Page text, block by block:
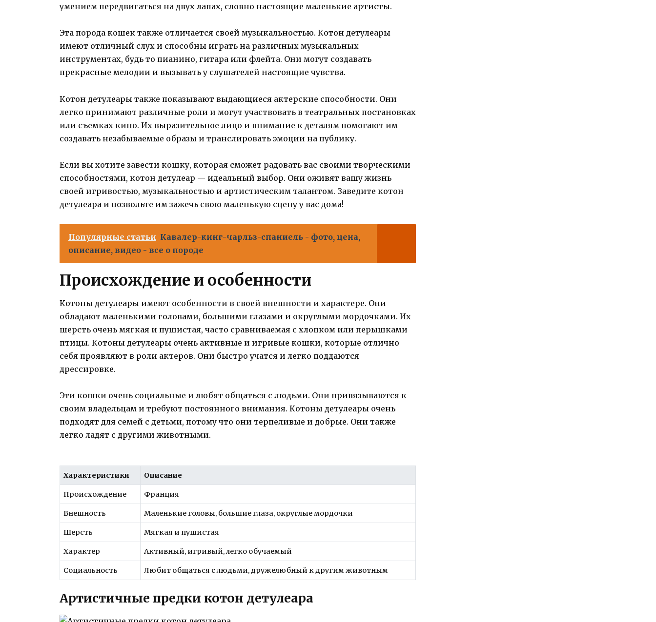
умением передвигаться на двух лапах, словно настоящие маленькие артисты.
Эта порода кошек также отличается своей музыкальностью. Котон детулеары
имеют отличный слух и способны играть на различных музыкальных
инструментах, будь то пианино, гитара или флейта. Они могут создавать
прекрасные мелодии и вызывать у слушателей настоящие чувства.
Котон детулеары также показывают выдающиеся актерские способности. Они
легко принимают различные роли и могут участвовать в театральных постановках
или съемках кино. Их выразительное лицо и внимание к деталям помогают им
создавать незабываемые образы и транслировать эмоции на публику.
Если вы хотите завести кошку, которая сможет радовать вас своими творческими
способностями, котон детулеар — идеальный выбор. Они оживят вашу жизнь
своей игривостью, музыкальностью и артистическим талантом. Заведите котон
детулеара и позвольте им зажечь свою маленькую сцену у вас дома!
Популярные статьи Кавалер-кинг-чарльз-спаниель - фото, цена,
описание, видео - все о породе
Происхождение и особенности
Котоны детулеары имеют особенности в своей внешности и характере. Они
обладают маленькими головами, большими глазами и округлыми мордочками. Их
шерсть очень мягкая и пушистая, часто сравниваемая с хлопком или перышками
птицы. Котоны детулеары очень активные и игривые кошки, которые отлично
себя проявляют в роли актеров. Они быстро учатся и легко поддаются
дрессировке.
Эти кошки очень социальные и любят общаться с людьми. Они привязываются к
своим владельцам и требуют постоянного внимания. Котоны детулеары очень
подходят для семей с детьми, потому что они терпеливые и добрые. Они также
легко ладят с другими животными.
Характеристики Описание
Происхождение Франция
Внешность Маленькие головы, большие глаза, округлые мордочки
Шерсть Мягкая и пушистая
Характер Активный, игривый, легко обучаемый
Социальность Любит общаться с людьми, дружелюбный к другим животным
Артистичные предки котон детулеара